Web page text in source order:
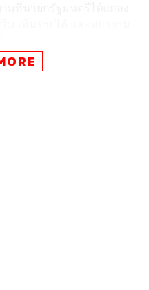
ทัลเพื่อเศรษฐกิจและสังคม
ถึงร่วมมือกับกระทรวง